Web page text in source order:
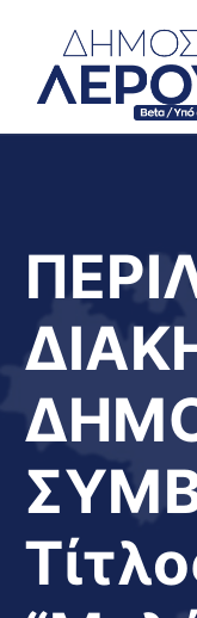
Αρχική
Διαφάνεια
Το
Νησί
Μας